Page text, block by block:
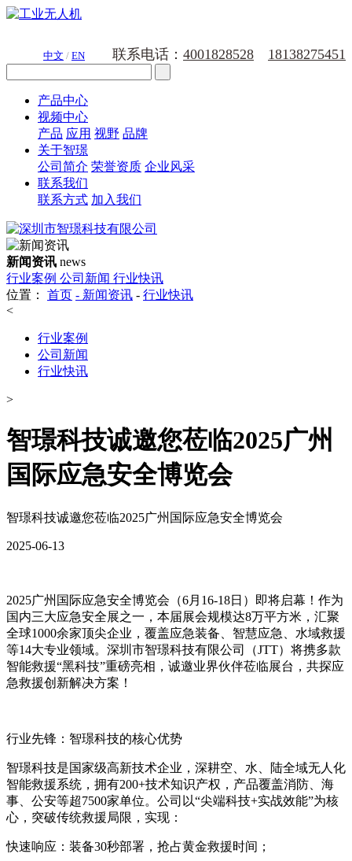
中文 / EN 联系电话： 4001828528 18138275451
产品中心
视频中心
产品 应用 视野 品牌
关于智璟
公司简介 荣誉资质 企业风采
联系我们
联系方式 加入我们
新闻资讯 news
行业案例 公司新闻 行业快讯
位置：
首页 - 新闻资讯 - 行业快讯
<
行业案例
公司新闻
行业快讯
>
​智璟科技诚邀您莅临2025广州
国际应急安全博览会
​智璟科技诚邀您莅临2025广州国际应急安全博览会
2025-06-13
2025广州国际应急安全博览会（6月16-18日）即将启幕！作为
国内三大应急安全展之一，本届展会规模达8万平方米，汇聚
全球1000余家顶尖企业，覆盖应急装备、智慧应急、水域救援
等14大专业领域。深圳市智璟科技有限公司（JTT）将携多款
智能救援“黑科技”重磅亮相，诚邀业界伙伴莅临展台，共探应
急救援创新解决方案！
行业先锋：智璟科技的核心优势
智璟科技是国家级高新技术企业，深耕空、水、陆全域无人化
智能救援系统，拥有200+技术知识产权，产品覆盖消防、海
事、公安等超7500家单位。公司以“尖端科技+实战效能”为核
心，突破传统救援局限，实现：
快速响应：装备30秒部署，抢占黄金救援时间；